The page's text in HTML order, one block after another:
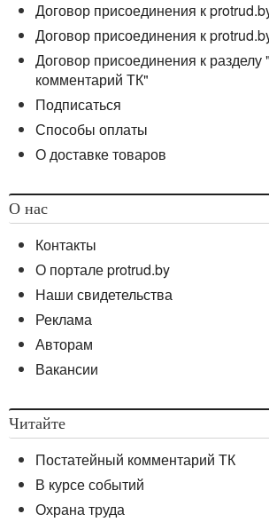
Договор присоединения к
Договор присоединения к
Договор присоединения к
комментарий ТК"
Подписаться
Способы оплаты
О доставке товаров
О нас
Контакты
О портале protrud.by
Наши свидетельства
Реклама
Авторам
Вакансии
Читайте
Постатейный комментарий ТК
В курсе событий
Охрана труда